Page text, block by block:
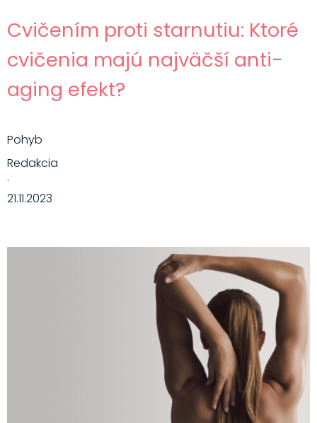
Cvičením proti starnutiu: Ktoré
cvičenia majú najväčší anti-
aging efekt?
Pohyb
Redakcia
·
21.11.2023